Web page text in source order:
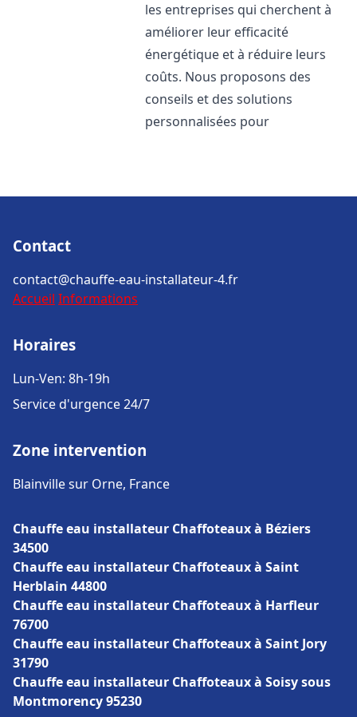
les entreprises qui cherchent à
améliorer leur efficacité
énergétique et à réduire leurs
coûts. Nous proposons des
conseils et des solutions
personnalisées pour
Contact
contact@chauffe-eau-installateur-4.fr
Accueil Informations
Horaires
Lun-Ven: 8h-19h
Service d'urgence 24/7
Zone intervention
Blainville sur Orne, France
Chauffe eau installateur Chaffoteaux à Béziers
34500
Chauffe eau installateur Chaffoteaux à Saint
Herblain 44800
Chauffe eau installateur Chaffoteaux à Harfleur
76700
Chauffe eau installateur Chaffoteaux à Saint Jory
31790
Chauffe eau installateur Chaffoteaux à Soisy sous
Montmorency 95230